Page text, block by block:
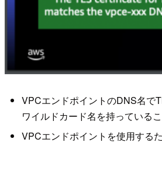
VPCエンドポイントのDNS名で
ワイルドカード名を持っている
VPCエンドポイントを使用する